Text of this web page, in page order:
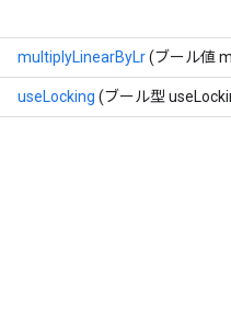
multiplyLinearByLr(ブール値
useLocking (ブール型